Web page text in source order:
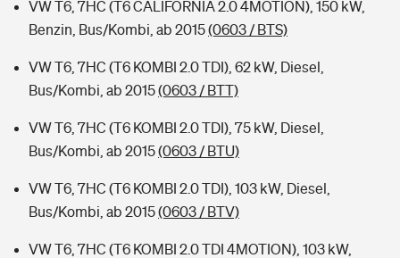
VW T6, 7HC (T6 CALIFORNIA 2.0 4MOTION), 150 kW,
Benzin, Bus/Kombi, ab 2015(0603 / BTS)
VW T6, 7HC (T6 KOMBI 2.0 TDI), 62 kW, Diesel,
Bus/Kombi, ab 2015(0603 / BTT)
VW T6, 7HC (T6 KOMBI 2.0 TDI), 75 kW, Diesel,
Bus/Kombi, ab 2015(0603 / BTU)
VW T6, 7HC (T6 KOMBI 2.0 TDI), 103 kW, Diesel,
Bus/Kombi, ab 2015(0603 / BTV)
VW T6, 7HC (T6 KOMBI 2.0 TDI 4MOTION), 103 kW,